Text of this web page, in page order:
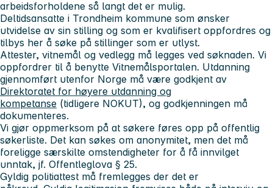
arbeidsforholdene så langt det er mulig.
Deltidsansatte i Trondheim kommune som ønsker
utvidelse av sin stilling og som er kvalifisert oppfordres og
tilbys her å søke på stillinger som er utlyst.
Attester, vitnemål og vedlegg må legges ved søknaden. Vi
oppfordrer til å benytte Vitnemålsportalen. Utdanning
gjennomført utenfor Norge må være godkjent av
Direktoratet for høyere utdanning og
kompetanse (tidligere NOKUT), og godkjenningen må
dokumenteres.
Vi gjør oppmerksom på at søkere føres opp på offentlig
søkerliste. Det kan søkes om anonymitet, men det må
foreligge særskilte omstendigheter for å få innvilget
unntak, jf. Offentleglova § 25.
Gyldig politiattest må fremlegges der det er